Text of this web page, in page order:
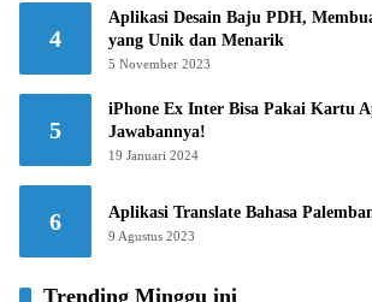
4
Aplikasi Desain Baju PDH,
yang Unik dan Menarik
5 November 2023
5
iPhone Ex Inter Bisa Pakai Kartu
Jawabannya!
19 Januari 2024
6 Aplikasi Translate Bahasa
9 Agustus 2023
Trending Minggu ini